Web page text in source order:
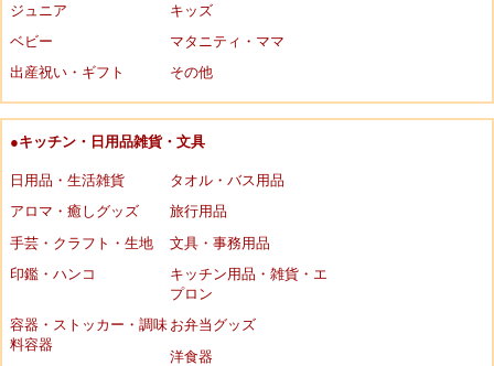
ジュニア
キッズ
ベビー
マタニティ・ママ
出産祝い・ギフト
その他
●キッチン・日用品雑貨・文具
日用品・生活雑貨
タオル・バス用品
アロマ・癒しグッズ
旅行用品
手芸・クラフト・生地
文具・事務用品
印鑑・ハンコ
キッチン用品・雑貨・エ
プロン
容器・ストッカー・調味
料容器
お弁当グッズ
洋食器